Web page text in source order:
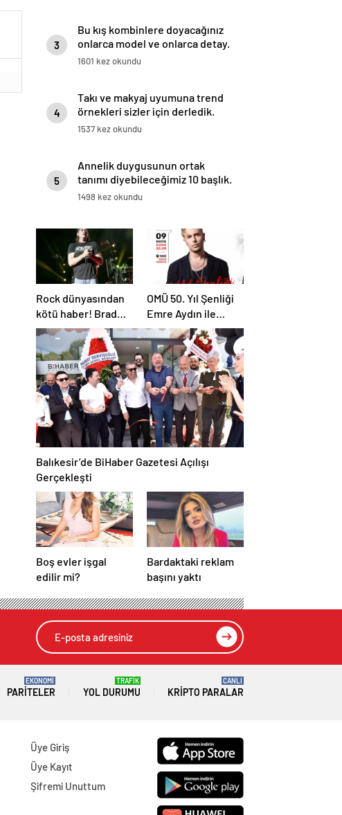
3
Bu kış kombinlere doyacağınız
onlarca model ve onlarca detay.
1601 kez okundu
4
Takı ve makyaj uyumuna trend
örnekleri sizler için derledik.
1537 kez okundu
5
Annelik duygusunun ortak
tanımı diyebileceğimiz 10 başlık.
1498 kez okundu
Rock dünyasından
kötü haber! Brad
Arnold dördüncü
evre kanser
OMÜ 50. Yıl Şenliği
Emre Aydın ile
Başlıyor
Balıkesir’de BiHaber Gazetesi Açılışı
Gerçekleşti
Boş evler işgal
edilir mi?
Bardaktaki reklam
başını yaktı
PARITELER
EKONOMİ
YOL DURUMU
TRAFİK
KRIPTO PARALAR
CANLI
Üye Giriş
Üye Kayıt
Şifremi Unuttum